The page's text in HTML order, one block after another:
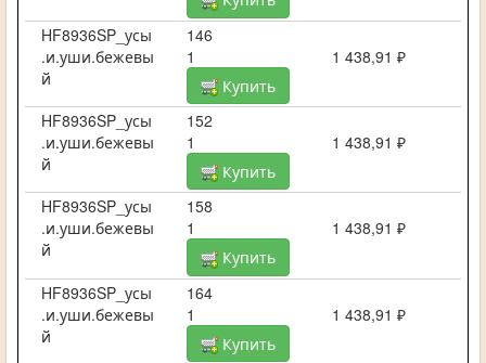
HF8936SP_усы
.и.уши.бежевы
й
146
1
1 438,91 ₽
Купить
HF8936SP_усы
.и.уши.бежевы
й
152
1
1 438,91 ₽
Купить
HF8936SP_усы
.и.уши.бежевы
й
158
1
1 438,91 ₽
Купить
HF8936SP_усы
.и.уши.бежевы
й
164
1
1 438,91 ₽
Купить